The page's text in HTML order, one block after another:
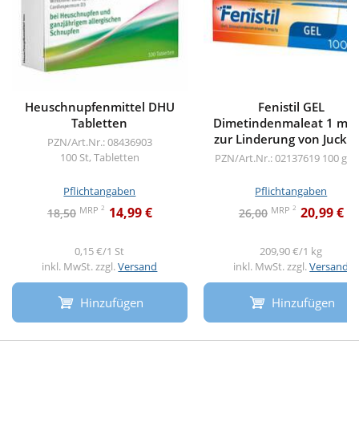
Heuschnupfenmittel DHU
Tabletten
PZN/Art.Nr.: 08436903
100 St, Tabletten
Pflichtangaben
18,50 MRP 2 14,99 €
0,15 €/1 St
inkl. MwSt. zzgl.Versand
Hinzufügen
Fenistil GEL
Dimetindenmaleat 1
zur Linderung von
PZN/Art.Nr.: 02137619 100 g,
Pflichtangaben
26,00 MRP 2 20,99 €
209,90 €/1 kg
inkl. MwSt. zzgl.Versand
Hinzufügen